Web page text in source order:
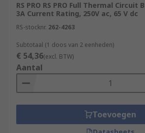
RS PRO RS PRO Full Thermal Circuit
3A Current Rating, 250V ac, 65 V dc
RS-stocknr. 262-4263
Subtotaal (1 doos van 2 eenheden)
€ 54,36(excl. BTW)
Aantal
Toevoegen